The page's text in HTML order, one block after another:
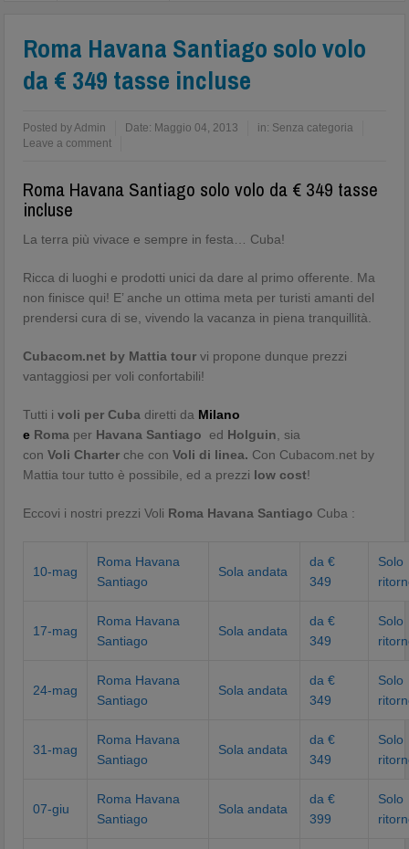
Roma Havana Santiago solo volo
da € 349 tasse incluse
Posted byAdmin Date: Maggio 04, 2013 in: Senza categoria
Leave a comment
Roma Havana Santiago solo volo da € 349 tasse
incluse
La terra più vivace e sempre in festa… Cuba!
Ricca di luoghi e prodotti unici da dare al primo offerente. Ma
non finisce qui! E’ anche un ottima meta per turisti amanti del
prendersi cura di se, vivendo la vacanza in piena tranquillità.
Cubacom.net by Mattia tourvi propone dunque prezzi
vantaggiosi per voli confortabili!
Tutti ivoli per Cuba diretti da Milano
e Roma per Havana Santiago ed Holguin , sia
conVoli Charter che conVoli di linea. Con Cubacom.net by
Mattia tour tutto è possibile, ed a prezzi low cost!
Eccovi i nostri prezzi Voli Roma Havana Santiago Cuba :
10-mag
Roma Havana
Santiago
Sola andata
da €
349
Solo
17-mag
Roma Havana
Santiago
Sola andata
da €
349
Solo
24-mag
Roma Havana
Santiago
Sola andata
da €
349
Solo
31-mag
Roma Havana
Santiago
Sola andata
da €
349
Solo
07-giu
Roma Havana
Santiago
Sola andata
da €
399
Solo